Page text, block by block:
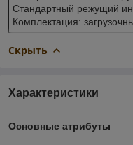
Стандартный режущий
Комплектация:
Скрыть
Характеристики
Основные атрибуты